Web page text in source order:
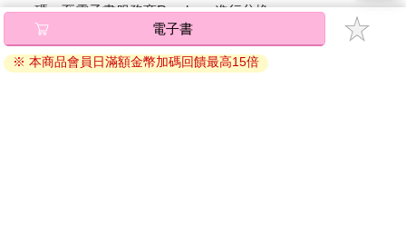
碼』至電子書服務商Readmoo進行兌換。
退換貨須知：
因版權保護，您在金石堂所購買的電子書僅能以金石堂專屬
電子書
※ 本商品會員日滿額金幣加碼回饋最高15倍